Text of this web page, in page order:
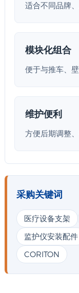
适合不同品牌
模块化组合
便于与推车、
维护便利
方便后期调整、
采购关键词
医疗设备支架
监护仪安装配件
CORITON